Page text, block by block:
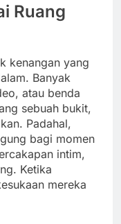
Ruang
kenangan yang
Banyak
atau benda
sebuah bukit,
Padahal,
bagi momen
intim,
Ketika
mereka